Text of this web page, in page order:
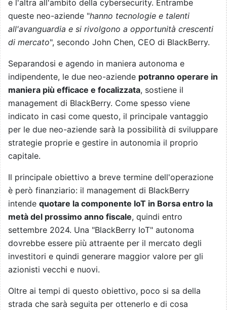
e l'altra all'ambito della cybersecurity. Entrambe
queste neo-aziende "hanno tecnologie e talenti
all'avanguardia e si rivolgono a opportunità crescenti
di mercato", secondo John Chen, CEO di BlackBerry.
Separandosi e agendo in maniera autonoma e
indipendente, le due neo-aziende potranno operare in
maniera più efficace e focalizzata, sostiene il
management di BlackBerry. Come spesso viene
indicato in casi come questo, il principale vantaggio
per le due neo-aziende sarà la possibilità di sviluppare
strategie proprie e gestire in autonomia il proprio
capitale.
Il principale obiettivo a breve termine dell'operazione
è però finanziario: il management di BlackBerry
intende quotare la componente IoT in Borsa entro la
metà del prossimo anno fiscale, quindi entro
settembre 2024. Una "BlackBerry IoT" autonoma
dovrebbe essere più attraente per il mercato degli
investitori e quindi generare maggior valore per gli
azionisti vecchi e nuovi.
Oltre ai tempi di questo obiettivo, poco si sa della
strada che sarà seguita per ottenerlo e di cosa